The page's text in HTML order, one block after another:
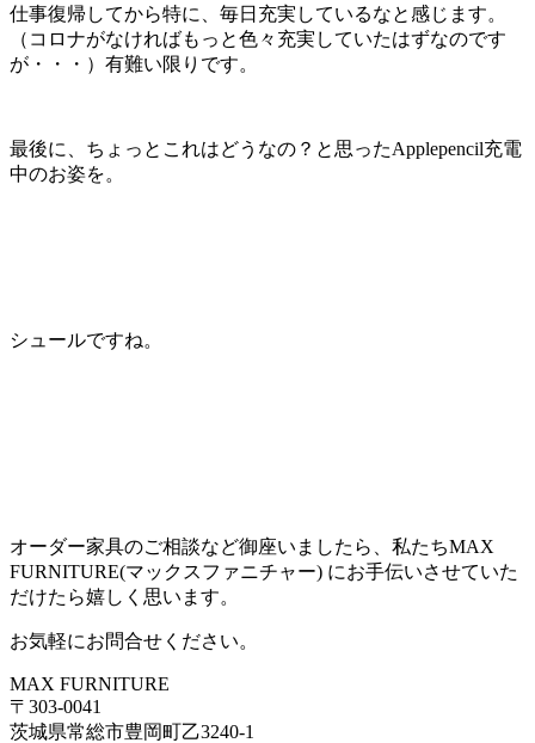
仕事復帰してから特に、毎日充実しているなと感じます。
（コロナがなければもっと色々充実していたはずなのです
が・・・）有難い限りです。
最後に、ちょっとこれはどうなの？と思ったApplepencil充電
中のお姿を。
シュールですね。
オーダー家具のご相談など御座いましたら、私たちMAX
FURNITURE(マックスファニチャー) にお手伝いさせていた
だけたら嬉しく思います。
お気軽にお問合せください。
MAX FURNITURE
〒303-0041
茨城県常総市豊岡町乙3240-1